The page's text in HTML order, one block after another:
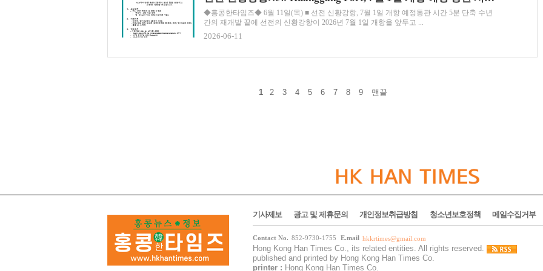
◆홍콩한타임즈◆ 6월 11일(목) ■ 선전 신황강항, 7월 1일 개항 예정통관 시간 5분 단축 수년
간의 재개발 끝에 선전의 신황강항이 2026년 7월 1일 개항을 앞두고 ...
2026-06-11
1 2 3 4 5 6 7 8 9 맨끝
기사제보 광고 및 제휴문의 개인정보취급방침 청소년보호정책 메일수집거부
Contact No. 852-9730-1755 E.mail hkkrtimes@gmail.com
Hong Kong Han Times Co., its related entities. All rights reserved.
published and printed by Hong Kong Han Times Co.
printer : Hong Kong Han Times Co.